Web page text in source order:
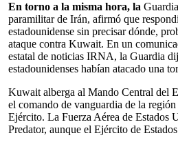
En torno a la misma hora, la
paramilitar de Irán, afirmó que
estadounidense sin precisar dónde,
ataque contra Kuwait. En un
estatal de noticias IRNA, la Guardia
estadounidenses habían atacado una
Kuwait alberga al Mando Central del
el comando de vanguardia de la
Ejército. La Fuerza Aérea de Estados
Predator, aunque el Ejército de